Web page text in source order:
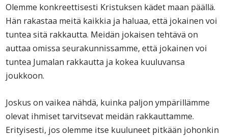
Olemme konkreettisesti Kristuksen kädet maan päällä.
Hän rakastaa meitä kaikkia ja haluaa, että jokainen voi
tuntea sitä rakkautta. Meidän jokaisen tehtävä on
auttaa omissa seurakunnissamme, että jokainen voi
tuntea Jumalan rakkautta ja kokea kuuluvansa
joukkoon.
Joskus on vaikea nähdä, kuinka paljon ympärillämme
olevat ihmiset tarvitsevat meidän rakkauttamme.
Erityisesti, jos olemme itse kuuluneet pitkään johonkin